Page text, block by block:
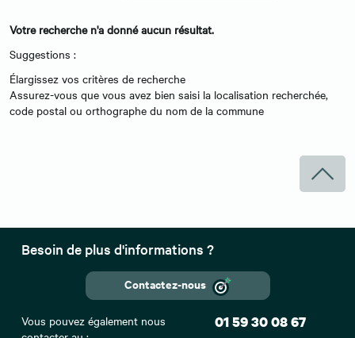
Votre recherche n'a donné aucun résultat.
Suggestions :
Élargissez vos critères de recherche
Assurez-vous que vous avez bien saisi la localisation recherchée,
code postal ou orthographe du nom de la commune
Besoin de plus d'informations ?
Contactez-nous
Vous pouvez également nous
01 59 30 08 67